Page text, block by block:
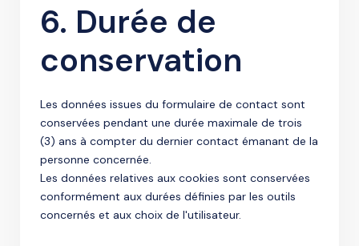
6. Durée de
conservation
Les données issues du formulaire de contact sont
conservées pendant une durée maximale de trois
(3) ans à compter du dernier contact émanant de la
personne concernée.
Les données relatives aux cookies sont conservées
conformément aux durées définies par les outils
concernés et aux choix de l'utilisateur.